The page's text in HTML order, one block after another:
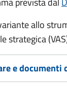
allo
strategica
e documenti